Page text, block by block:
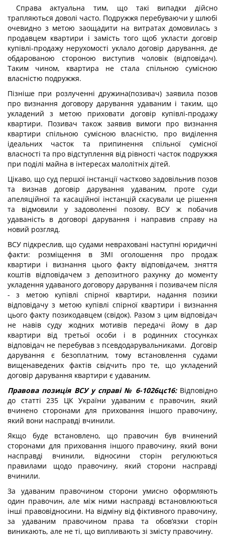
Справа актуальна тим, що такі випадки дійсно
трапляються доволі часто. Подружжя перебуваючи у шлюбі
очевидно з метою заощадити на витратах домовилась з
продавцем квартири і замість того щоб укласти договір
купівлі-продажу нерухомості уклало договір дарування, де
обдарованою стороною виступив чоловік (відповідач).
Таким чином, квартира не стала спільною сумісною
власністю подружжя.
Пізніше при розлученні дружина(позивач) заявила позов
про визнання договору дарування удаваним і таким, що
укладений з метою приховати договір купівлі-продажу
квартири. Позивач також заявив вимоги про визнання
квартири спільною сумісною власністю, про виділення
ідеальних часток та припинення спільної сумісної
власності та про відступлення від рівності часток подружжя
при поділі майна в інтересах малолітніх дітей.
Цікаво, що суд першої інстанції частково задовільнив позов
та визнав договір дарування удаваним, проте суди
апеляційної та касаційної інстанцій скасували це рішення
та відмовили у задоволенні позову. ВСУ ж побачив
удаваність в договорі дарування і направив справу на
новий розгляд.
ВСУ підкреслив, що судами невраховані наступні юридичні
факти: розміщення в ЗМІ оголошення про продаж
квартири і визнання цього факту відповідачем, зняття
коштів відповідачем з депозитного рахунку до моменту
укладення удаваного договору дарування і позивачем після
- з метою купівлі спірної квартири, надання позики
відповідачу з метою купівлі спірної квартири і визнання
цього факту позикодавцем (свідок). Разом з цим відповідач
не навів суду жодних мотивів передачі йому в дар
квартири від третьої особи і в родинних стосунках
відповідач не перебував з псевдодарувальниками. Договір
дарування є безоплатним, тому встановлення судами
вищенаведених фактів свідчить про те, що укладений
договір дарування квартири є удаваним.
Правова позиція ВСУ у справі № 6-1026цс16: Відповідно
до статті 235 ЦК України удаваним є правочин, який
вчинено сторонами для приховання іншого правочину,
який вони насправді вчинили.
Якщо буде встановлено, що правочин був вчинений
сторонами для приховання іншого правочину, який вони
насправді вчинили, відносини сторін регулюються
правилами щодо правочину, який сторони насправді
вчинили.
За удаваним правочином сторони умисно оформляють
один правочин, але між ними насправді встановлюються
інші правовідносини. На відміну від фіктивного правочину,
за удаваним правочином права та обов’язки сторін
виникають, але не ті, що випливають зі змісту правочину.